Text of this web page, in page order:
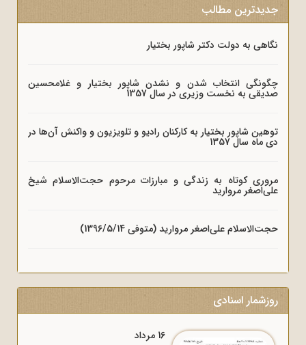
جدیدترین مطالب
نگاهی به دولت دکتر شاپور بختیار
چگونگی انتخاب شدن و نشدن شاپور بختیار و غلامحسین
صدیقی به نخست وزیری در سال 1357
توهین شاپور بختیار به کارکنان رادیو و تلویزیون و واکنش آن‌ها در
دی ماه سال 1357
مروری کوتاه به زندگی و مبارزات مرحوم حجت‌الاسلام شیخ
علی‌اصغر مروارید
حجت‌الاسلام علی‌اصغر مروارید (متوفی 1396/5/14)
روزشمار اسنادی
16 مرداد